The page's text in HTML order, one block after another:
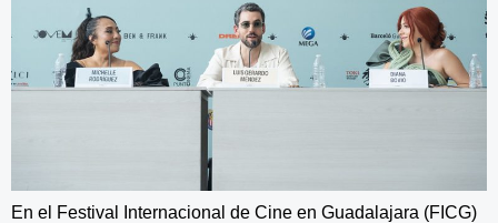
En el Festival Internacional de Cine en Guadalajara (FICG)